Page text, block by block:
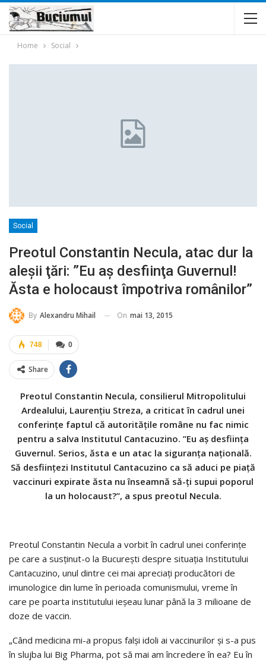
Home Social
Social
Preotul Constantin Necula, atac dur la
aleşii ţări: ”Eu aş desfiinţa Guvernul!
Ăsta e holocaust împotriva românilor”
By Alexandru Mihail On mai 13, 2015
0
748
Share
Preotul Constantin Necula, consilierul Mitropolitului
Ardealului, Laurenţiu Streza, a criticat în cadrul unei
conferinţe faptul că autorităţile române nu fac nimic
pentru a salva Institutul Cantacuzino. ”Eu aş desfiinţa
Guvernul. Serios, ăsta e un atac la siguranţa naţională.
Să desfiinţezi Institutul Cantacuzino ca să aduci pe piaţă
vaccinuri expirate ăsta nu înseamnă să-ţi supui poporul
la un holocaust?”, a spus preotul Necula.
Preotul Constantin Necula a vorbit în cadrul unei conferinţe
pe care a susţinut-o la Bucureşti despre situaţia Institutului
Cantacuzino, unul dintre cei mai apreciaţi producători de
imunologice din lume în perioada comunismului, vreme în
care pe poarta institutului ieşeau lunar până la 3 milioane de
doze de vaccin.
„Când medicina mi-a propus falşi idoli ai vaccinurilor şi s-a pus
în slujba lui Big Pharma, pot să mai am încredere în ea? Eu în